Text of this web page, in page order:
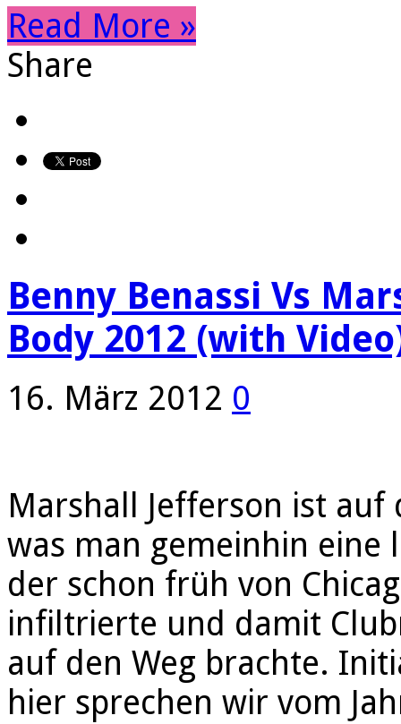
Read More »
Share
Benny Benassi Vs
Body 2012 (with
16. März 2012 0
Marshall Jefferson ist auf
was man gemeinhin eine
der schon früh von
infiltrierte und damit
auf den Weg brachte.
hier sprechen wir vom